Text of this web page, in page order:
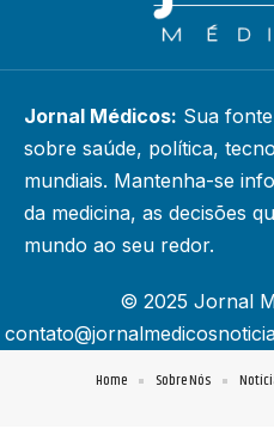
Jornal Médicos: Sua
sobre saúde, política,
mundiais. Mantenha-se
da medicina, as decisões
mundo ao seu redor.
© 2025 Jornal
Home Sobre Nós